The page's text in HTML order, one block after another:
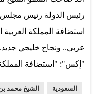
وذلك لغرض زيارة
المصدر: وكالات
رئيس الدولة رئيس مجلس
عربي.. ونجاح خليجي
"إكس": "استضافة المملكة
السعودية الشيخ محمد